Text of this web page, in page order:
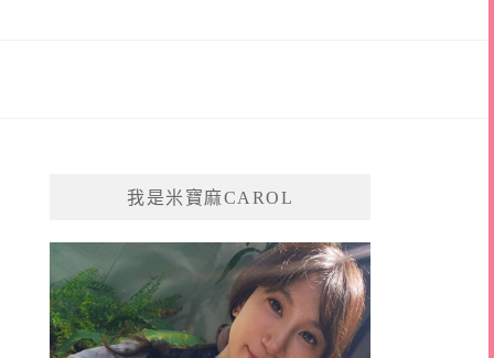
我是米寶麻CAROL